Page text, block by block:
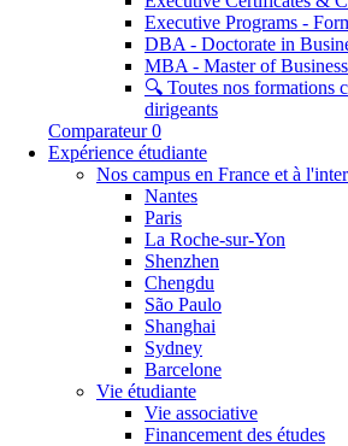
Executive Programs -
DBA - Doctorate in
MBA - Master of
🔍 Toutes nos formations
dirigeants
Comparateur 0
Expérience étudiante
Nos campus en France et à
Nantes
Paris
La Roche-sur-Yon
Shenzhen
Chengdu
São Paulo
Shanghai
Sydney
Barcelone
Vie étudiante
Vie associative
Financement des études